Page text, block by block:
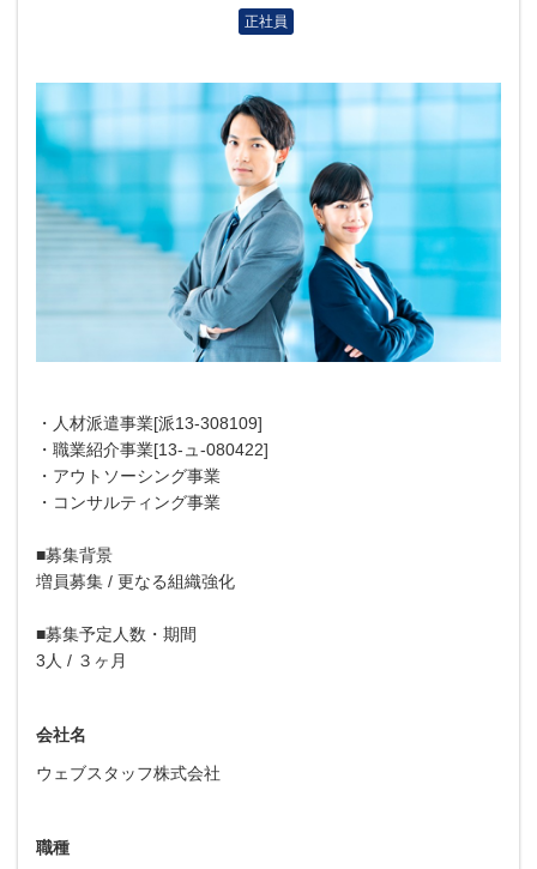
正社員
・人材派遣事業[派13-308109]
・職業紹介事業[13-ュ-080422]
・アウトソーシング事業
・コンサルティング事業
■募集背景
増員募集 / 更なる組織強化
■募集予定人数・期間
3人 / ３ヶ月
会社名
ウェブスタッフ株式会社
職種